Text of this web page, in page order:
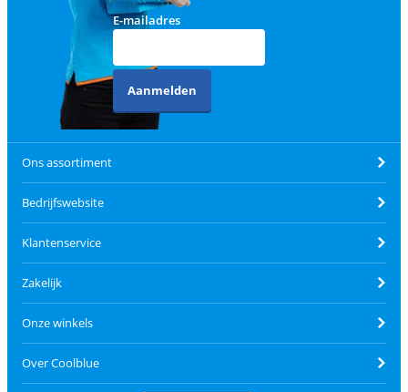
E-mailadres
Aanmelden
Ons assortiment
Bedrijfswebsite
Klantenservice
Zakelijk
Onze winkels
Over Coolblue